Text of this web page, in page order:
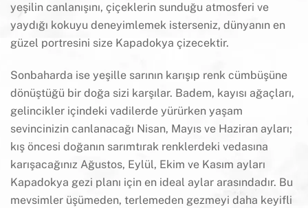
yeşilin canlanışını, çiçeklerin sunduğu atmosferi ve
yaydığı kokuyu deneyimlemek isterseniz, dünyanın en
güzel portresini size Kapadokya çizecektir.
Sonbaharda ise yeşille sarının karışıp renk cümbüşüne
dönüştüğü bir doğa sizi karşılar. Badem, kayısı ağaçları,
gelincikler içindeki vadilerde yürürken yaşam
sevincinizin canlanacağı Nisan, Mayıs ve Haziran ayları;
kış öncesi doğanın sarımtırak renklerdeki vedasına
karışacağınız Ağustos, Eylül, Ekim ve Kasım ayları
Kapadokya gezi planı için en ideal aylar arasındadır. Bu
mevsimler üşümeden, terlemeden gezmeyi daha keyifli